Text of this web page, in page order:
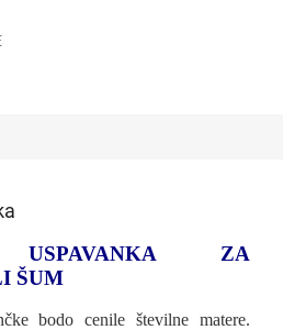
USPAVANKA ZA
ŠUM
bodo cenile številne matere.